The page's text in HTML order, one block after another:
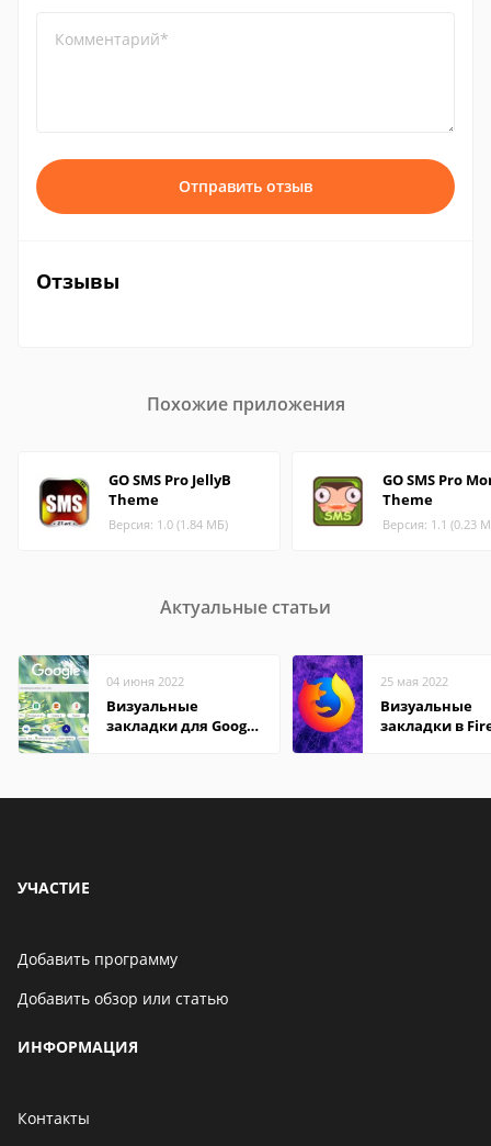
Комментарий*
Отправить отзыв
Отзывы
Похожие приложения
GO SMS Pro JellyB
Theme
Версия: 1.0 (1.84 МБ)
GO SMS Pro
Theme
Версия: 1.1 (0.23
Актуальные статьи
04 июня 2022
Визуальные
закладки для Google
25 мая 2022
Визуальные
закладки в
УЧАСТИЕ
Добавить программу
Добавить обзор или статью
ИНФОРМАЦИЯ
Контакты